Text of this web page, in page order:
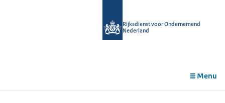
Rijksdienst voor Ondernemend
Nederland
Menu